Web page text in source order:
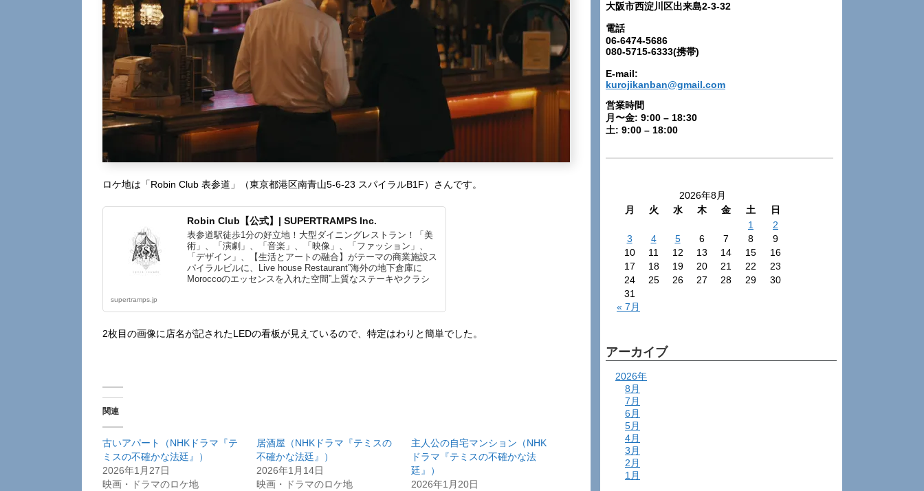
ロケ地は「Robin Club 表参道」（東京都港区南青山5-6-23 スパイラルB1F）さんです。
Robin Club【公式】| SUPERTRAMPS Inc.
表参道駅徒歩1分の好立地！大型ダイニングレストラン！「美
術」、「演劇」、「音楽」、「映像」、「ファッション」、
「デザイン」、【生活とアートの融合】がテーマの商業施設ス
パイラルビルに、Live house Restaurant”海外の地下倉庫に
Moroccoのエッセンスを入れた空間”上質なステーキやクラシ
supertramps.jp
2枚目の画像に店名が記されたLEDの看板が見えているので、特定はわりと簡単でした。
関連
古いアパート（NHKドラマ『テ
ミスの不確かな法廷』）
2026年1月27日
映画・ドラマのロケ地
居酒屋（NHKドラマ『テミスの
不確かな法廷』）
2026年1月14日
映画・ドラマのロケ地
主人公の自宅マンション（NHK
ドラマ『テミスの不確かな法
廷』）
2026年1月20日
大阪市西淀川区出来島2-3-32
電話
06-6474-5686
080-5715-6333(携帯)
E-mail:
kurojikanban@gmail.com
営業時間
月〜金: 9:00 – 18:30
土: 9:00 – 18:00
2026年8月
月
火 水 木 金 土
日
1
2
3
4 5 6 7 8
9
10
11 12 13 14 15
16
17
18 19 20 21 22
23
24
25 26 27 28 29
30
31
« 7月
アーカイブ
2026年
8月
7月
6月
5月
4月
3月
2月
1月